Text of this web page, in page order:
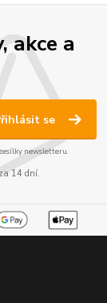
akce a
se
newsletteru.
14 dní.